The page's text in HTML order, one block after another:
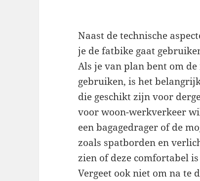
Naast de technische
je de fatbike gaat
Als je van plan bent om
gebruiken, is het
die geschikt zijn voor
voor woon-werkverkeer
een bagagedrager of de
zoals spatborden en
zien of deze comfortabel
Vergeet ook niet om na te